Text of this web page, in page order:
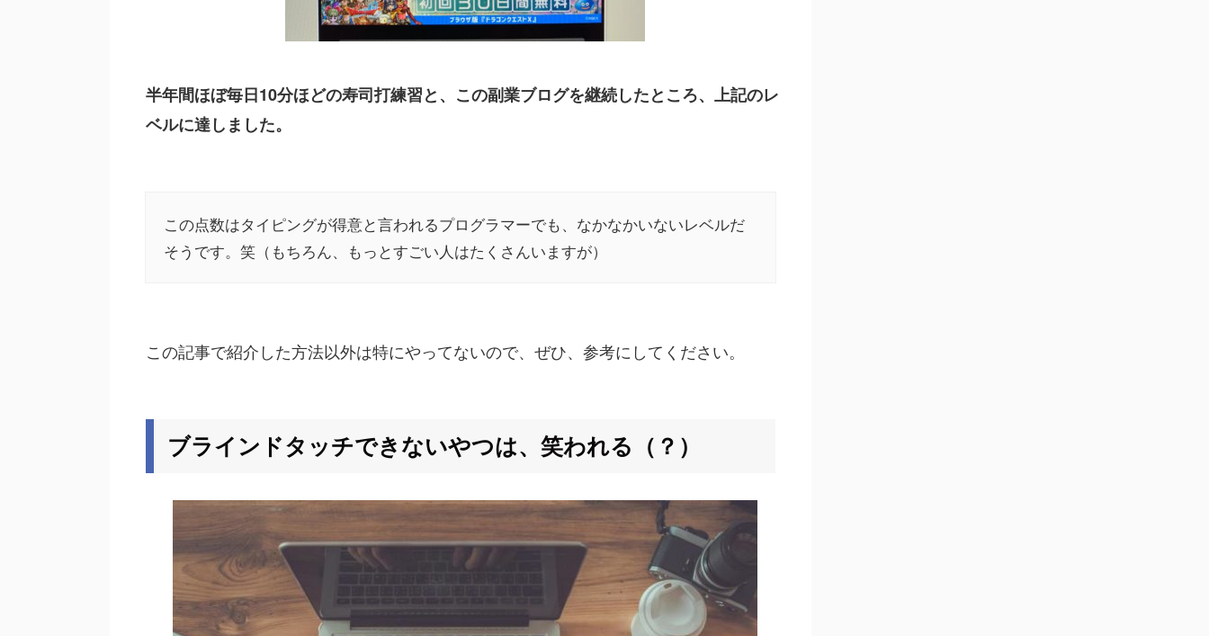
半年間ほぼ毎日10分ほどの寿司打練習と、この副業ブログを継続したところ、上記のレ
ベルに達しました。
この点数はタイピングが得意と言われるプログラマーでも、なかなかいないレベルだ
そうです。笑（もちろん、もっとすごい人はたくさんいますが）
この記事で紹介した方法以外は特にやってないので、ぜひ、参考にしてください。
ブラインドタッチできないやつは、笑われる（？）